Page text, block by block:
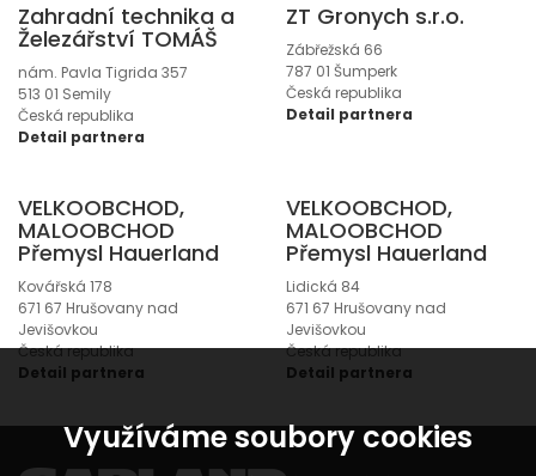
Zahradní technika a
Železářství TOMÁŠ
nám. Pavla Tigrida 357
513 01 Semily
Česká republika
Detail partnera
ZT Gronych s.r.o.
Zábřežská 66
787 01 Šumperk
Česká republika
Detail partnera
VELKOOBCHOD,
MALOOBCHOD
Přemysl Hauerland
Kovářská 178
671 67 Hrušovany nad
Jevišovkou
Česká republika
Detail partnera
VELKOOBCHOD,
MALOOBCHOD
Přemysl Hauerland
Lidická 84
671 67 Hrušovany nad
Jevišovkou
Česká republika
Detail partnera
Využíváme soubory cookies